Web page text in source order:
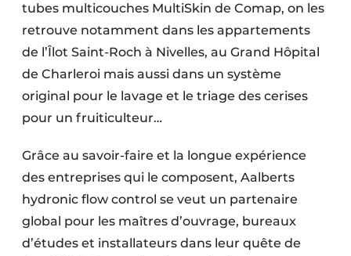
tubes multicouches MultiSkin de Comap, on les
retrouve notamment dans les appartements
de l’Îlot Saint-Roch à Nivelles, au Grand Hôpital
de ­Charleroi mais aussi dans un système
original pour le lavage et le triage des cerises
pour un fruiticulteur…
Grâce au savoir-faire et la longue expérience
des entreprises qui le composent, Aalberts
hydronic flow control se veut un partenaire
global pour les maîtres d’ouvrage, bureaux
d’études et installateurs dans leur quête de